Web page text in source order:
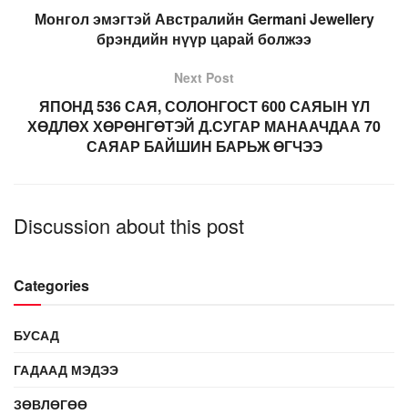
Монгол эмэгтэй Австралийн Germani Jewellery
брэндийн нүүр царай болжээ
Next Post
ЯПОНД 536 САЯ, СОЛОНГОСТ 600 САЯЫН ҮЛ
ХӨДЛӨХ ХӨРӨНГӨТЭЙ Д.СУГАР МАНААЧДАА 70
САЯАР БАЙШИН БАРЬЖ ӨГЧЭЭ
Discussion about this post
Categories
БУСАД
ГАДААД МЭДЭЭ
ЗӨВЛӨГӨӨ